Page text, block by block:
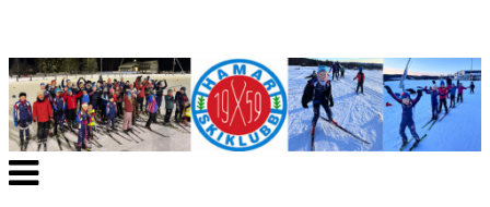
Veksle
navigasjon